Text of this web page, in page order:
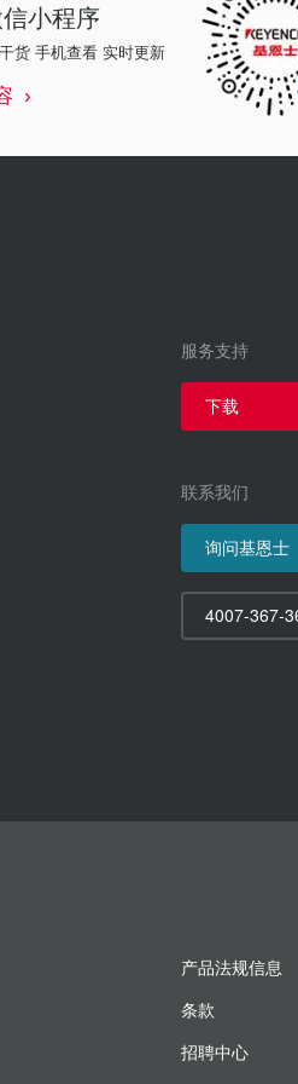
小程序
货 手机查看 实时更新
服务支持
下载
联系我们
询问基恩士
4007-367-
产品法规信息
条款
招聘中心